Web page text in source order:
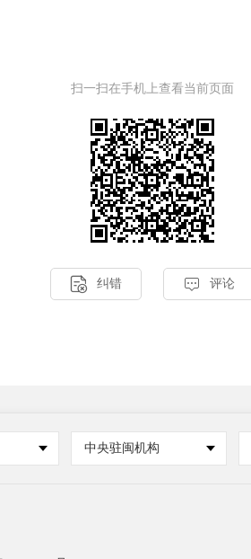
扫一扫在手机上查看当前页面
 纠错  评论
中央驻闽机构